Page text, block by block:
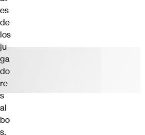
es
de
los
ju
ga
do
re
s
al
bo
s,